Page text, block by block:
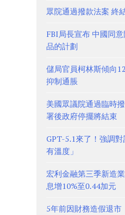
眾院通過撥款法案 終
FBI局長宣布 中國同
品的計劃
儲局官員柯林斯傾向
抑制通脹
美國眾議院通過臨時
署後政府停擺將結束
GPT-5.1來了！強調
有溫度」
宏利金融第三季新造
息增10%至0.44加元
5年前因財務造假退